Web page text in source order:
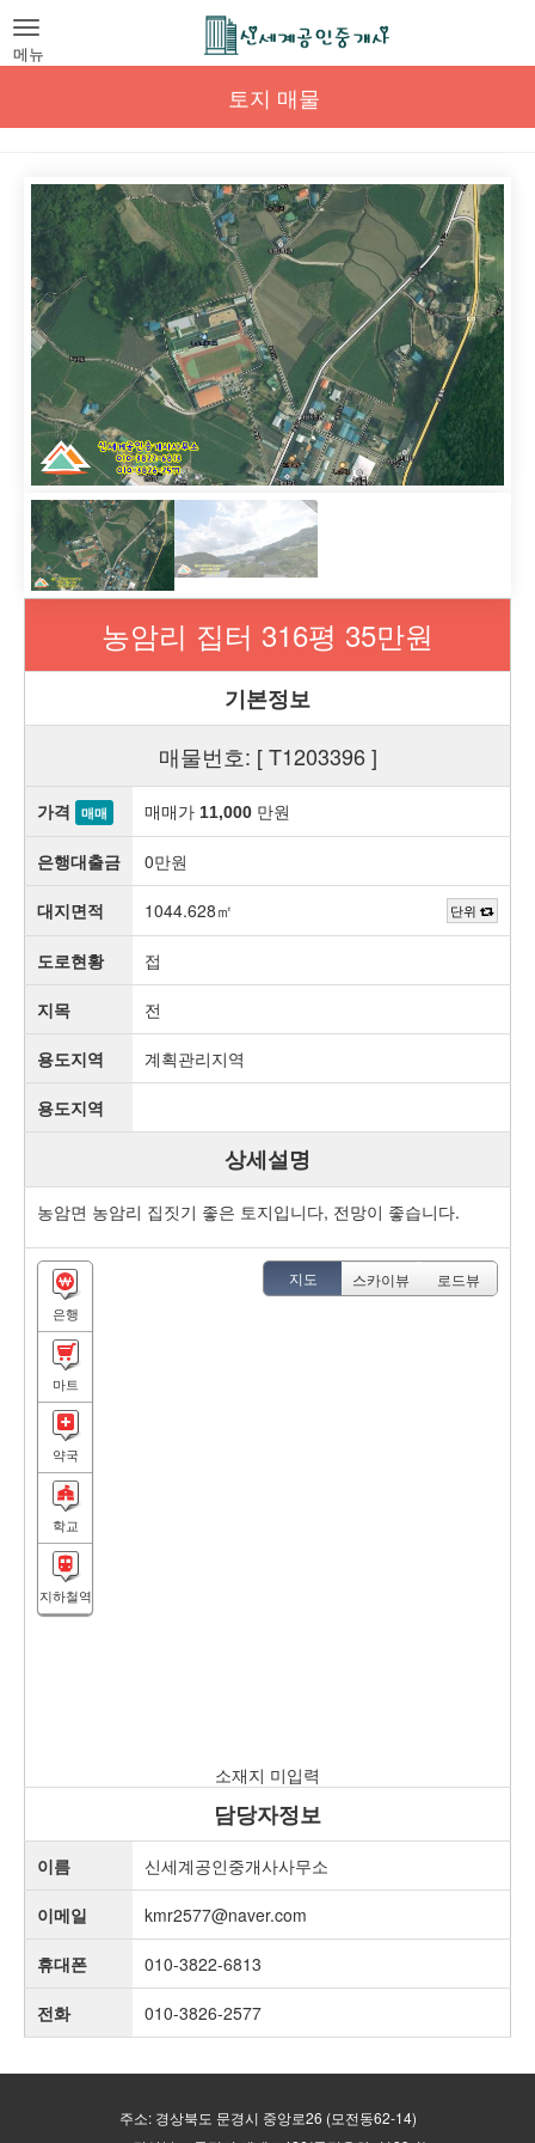
Toggle
navigation
메뉴
토지 매물
농암리 집터 316평 35만원
기본정보
매물번호: [ T1203396 ]
가격 매매 매매가 11,000 만원
은행대출금 0만원
대지면적 1044.628㎡ 단위
도로현황 접
지목 전
용도지역 계획관리지역
용도지역
상세설명
농암면 농암리 집짓기 좋은 토지입니다, 전망이 좋습니다.
지도 스카이뷰 로드뷰
은행
마트
약국
학교
지하철역
소재지 미입력
담당자정보
이름 신세계공인중개사사무소
이메일 kmr2577@naver.com
휴대폰 010-3822-6813
전화 010-3826-2577
주소: 경상북도 문경시 중앙로26 (모전동62-14)